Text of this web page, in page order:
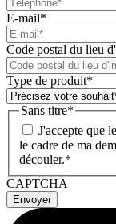
E-mail*
Code postal du lieu
Type de produit*
Sans titre*
J'accepte que
le cadre de ma
découler.*
CAPTCHA